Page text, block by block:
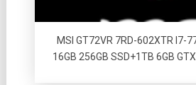
MSI GT72VR 7RD-602XTR I7-
16GB 256GB SSD+1TB 6GB